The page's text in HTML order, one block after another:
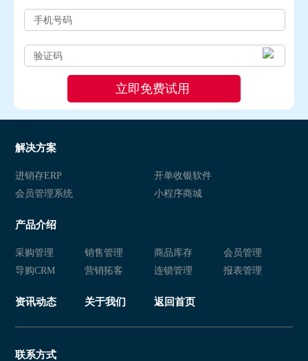
解决方案
进销存ERP
开单收银软件
会员管理系统
小程序商城
产品介绍
采购管理 销售管理 商品库存
会员管理
导购CRM
营销拓客 连锁管理 报表管理
资讯动态 关于我们 返回首页
联系方式